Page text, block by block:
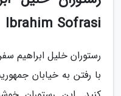
Ibrahim Sofrasi
رستوران خلیل ابراهیم
با رفتن به خیابان